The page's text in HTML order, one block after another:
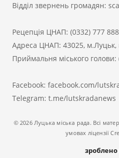
Відділ звернень громадян:
Рецепція ЦНАП: (0332) 777 888
Адреса ЦНАП: 43025, м.Луцьк,
Приймальня міського голови:
Facebook: facebook.com/
Telegram: t.me/lutskradanews
© 2026 Луцька міська рада. Всі
умовах ліцензії
зроблено